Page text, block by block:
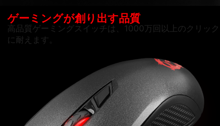
ゲーミングが創り出す品質
高品質ゲーミングスイッチは、1000万回以上のクリック
に耐えます。